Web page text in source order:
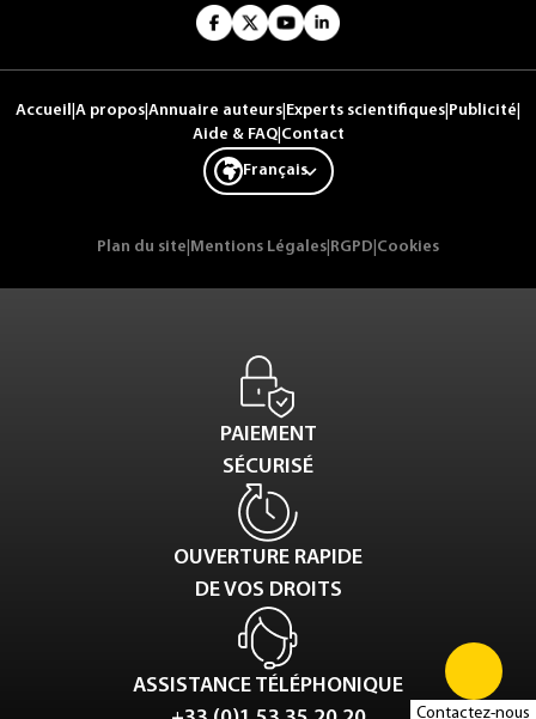
Contactez-nous
Accueil A propos Annuaire auteurs Experts scientifiques Publicité
Aide & FAQ| Contact
Français
Plan du site Mentions Légales RGPD Cookies
PAIEMENT
SÉCURISÉ
OUVERTURE RAPIDE
DE VOS DROITS
ASSISTANCE TÉLÉPHONIQUE